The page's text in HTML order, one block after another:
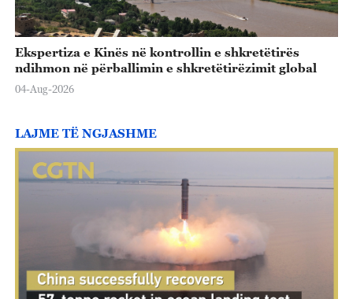
Ekspertiza e Kinës në kontrollin e shkretëtirës
ndihmon në përballimin e shkretëtirëzimit global
04-Aug-2026
LAJME TË NGJASHME